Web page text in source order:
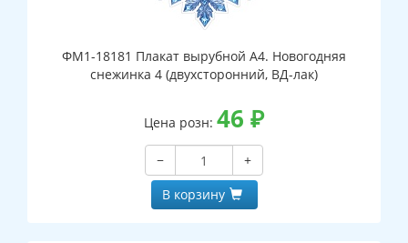
ФМ1-18181 Плакат вырубной А4. Новогодняя
снежинка 4 (двухсторонний, ВД-лак)
Цена розн: 46 ₽
−
+
В корзину